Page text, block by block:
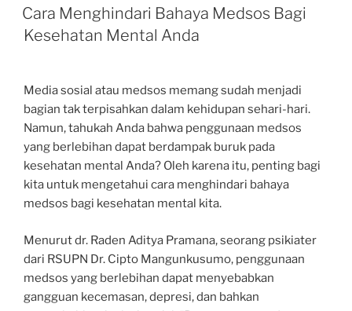
ON
Cara Menghindari Bahaya Medsos Bagi
Kesehatan Mental Anda
Media sosial atau medsos memang sudah menjadi
bagian tak terpisahkan dalam kehidupan sehari-hari.
Namun, tahukah Anda bahwa penggunaan medsos
yang berlebihan dapat berdampak buruk pada
kesehatan mental Anda? Oleh karena itu, penting bagi
kita untuk mengetahui cara menghindari bahaya
medsos bagi kesehatan mental kita.
Menurut dr. Raden Aditya Pramana, seorang psikiater
dari RSUPN Dr. Cipto Mangunkusumo, penggunaan
medsos yang berlebihan dapat menyebabkan
gangguan kecemasan, depresi, dan bahkan